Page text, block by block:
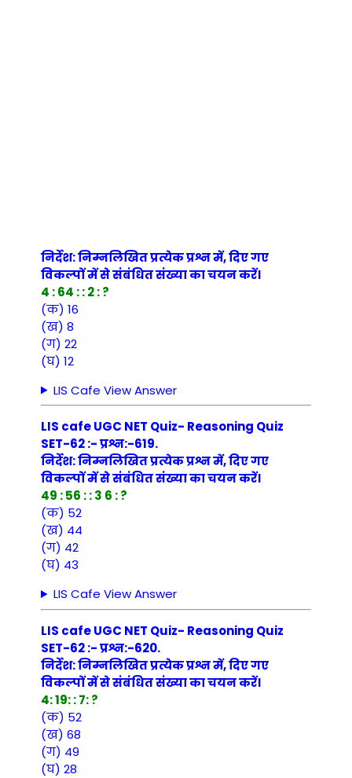
निर्देश: निम्नलिखित प्रत्येक प्रश्न में, दिए गए
विकल्पों में से संबंधित संख्या का चयन करें।
4 : 64 : : 2 : ?
(क) 16
(ख) 8
(ग) 22
(घ) 12
LIS Cafe View Answer
LIS cafe UGC NET Quiz- Reasoning Quiz
SET-62 :- प्रश्न:-619.
निर्देश: निम्नलिखित प्रत्येक प्रश्न में, दिए गए
विकल्पों में से संबंधित संख्या का चयन करें।
49 : 56 : : 3 6 : ?
(क) 52
(ख) 44
(ग) 42
(घ) 43
LIS Cafe View Answer
LIS cafe UGC NET Quiz- Reasoning Quiz
SET-62 :- प्रश्न:-620.
निर्देश: निम्नलिखित प्रत्येक प्रश्न में, दिए गए
विकल्पों में से संबंधित संख्या का चयन करें।
4: 19: : 7: ?
(क) 52
(ख) 68
(ग) 49
(घ) 28